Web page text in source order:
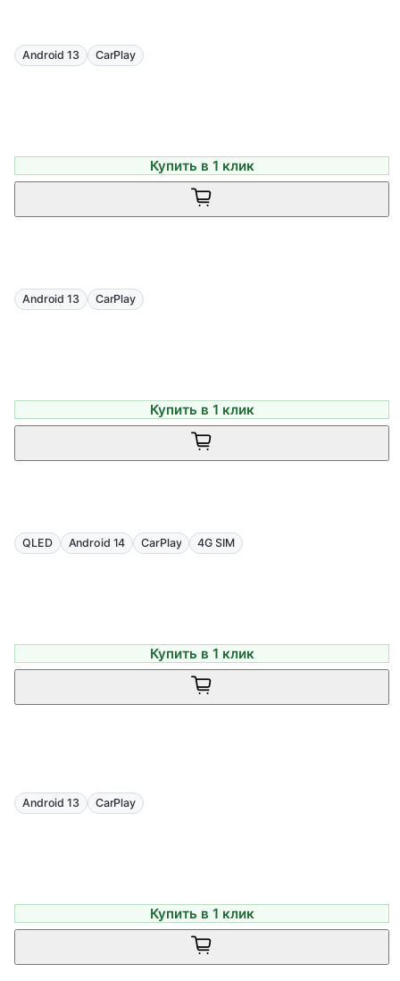
Android 13 CarPlay
Купить в 1 клик
Android 13 CarPlay
Купить в 1 клик
QLED Android 14 CarPlay 4G SIM
Купить в 1 клик
Android 13 CarPlay
Купить в 1 клик